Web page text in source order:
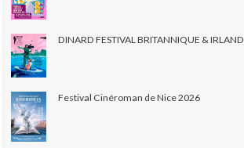
DINARD FESTIVAL BRITANNIQUE &
Festival Cinéroman de Nice 2026